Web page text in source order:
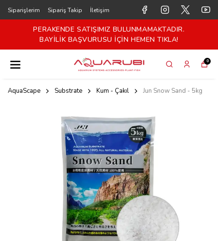
Siparişlerim Sipariş Takip İletişim
PERAKENDE SATIŞIMIZ BULUNMAMAKTADIR.
BAYİLİK BAŞVURUSU İÇİN HEMEN TIKLA!
0
AquaScape Substrate Kum - Çakıl Jun Snow Sand - 5kg